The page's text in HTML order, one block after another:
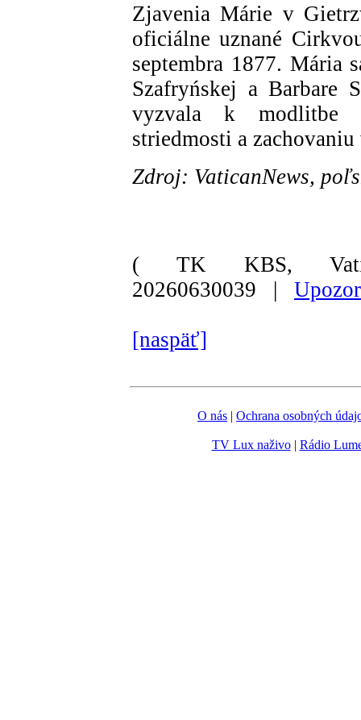
Zjavenia Márie v
oficiálne uznané
septembra 1877. Mária
Szafryńskej a Barbare
vyzvala k modlitbe
striedmosti a
Zdroj: VaticanNews,
( TK KBS,
20260630039 |
[naspäť]
O nás | Ochrana osobných
TV Lux naživo| Rádio